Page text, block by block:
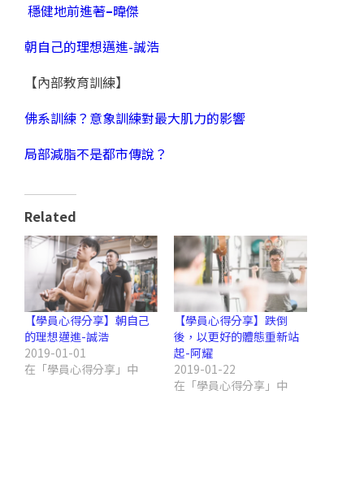
穩健地前進著–暐傑
朝自己的理想邁進-誠浩
【內部教育訓練】
佛系訓練？意象訓練對最大肌力的影響
局部減脂不是都市傳說？
Related
【學員心得分享】朝自己
的理想邁進-誠浩
2019-01-01
在「學員心得分享」中
【學員心得分享】跌倒
後，以更好的體態重新站
起-阿耀
2019-01-22
在「學員心得分享」中